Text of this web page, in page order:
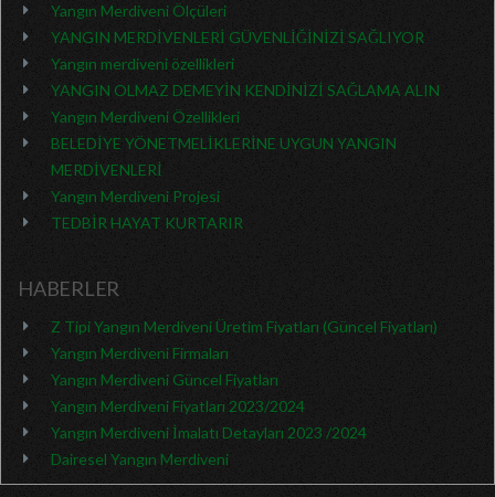
Yangın Merdiveni Ölçüleri
YANGIN MERDİVENLERİ GÜVENLİĞİNİZİ SAĞLIYOR
Yangın merdiveni özellikleri
YANGIN OLMAZ DEMEYİN KENDİNİZİ SAĞLAMA ALIN
Yangın Merdiveni Özellikleri
BELEDİYE YÖNETMELİKLERİNE UYGUN YANGIN
MERDİVENLERİ
Yangın Merdiveni Projesi
TEDBİR HAYAT KURTARIR
HABERLER
Z Tipi Yangın Merdiveni Üretim Fiyatları (Güncel Fiyatları)
Yangın Merdiveni Firmaları
Yangın Merdiveni Güncel Fiyatları
Yangın Merdiveni Fiyatları 2023/2024
Yangın Merdiveni İmalatı Detayları 2023 /2024
Dairesel Yangın Merdiveni